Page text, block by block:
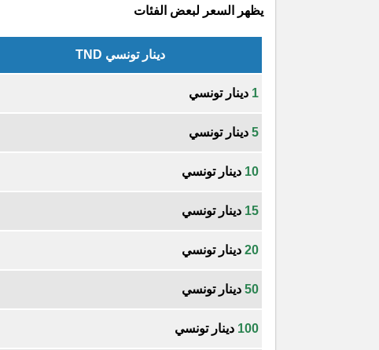
يظهر السعر لبعض الفئات
دينار تونسي TND
1 دينار تونسي
5 دينار تونسي
10 دينار تونسي
15 دينار تونسي
20 دينار تونسي
50 دينار تونسي
100 دينار تونسي